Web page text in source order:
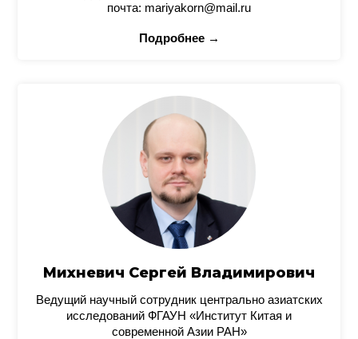
почта: mariyakorn@mail.ru
Подробнее →
Михневич Сергей Владимирович
Ведущий научный сотрудник центрально азиатских
исследований ФГАУН «Институт Китая и
современной Азии РАН»